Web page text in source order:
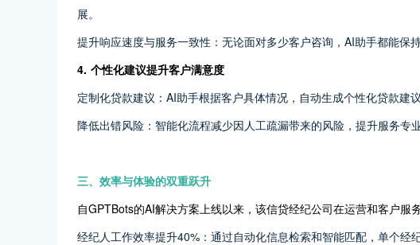
展。
提升响应速度与服务一致性：无论面对多少客户咨询，AI助手都能保
4. 个性化建议提升客户满意度
定制化贷款建议：AI助手根据客户具体情况，自动生成个性化贷款建
降低出错风险：智能化流程减少因人工疏漏带来的风险，提升服务专业
三、效率与体验的双重跃升
自GPTBots的AI解决方案上线以来，该信贷经纪公司在运营和客户服
经纪人工作效率提升40%：通过自动化信息检索和智能匹配，单个经